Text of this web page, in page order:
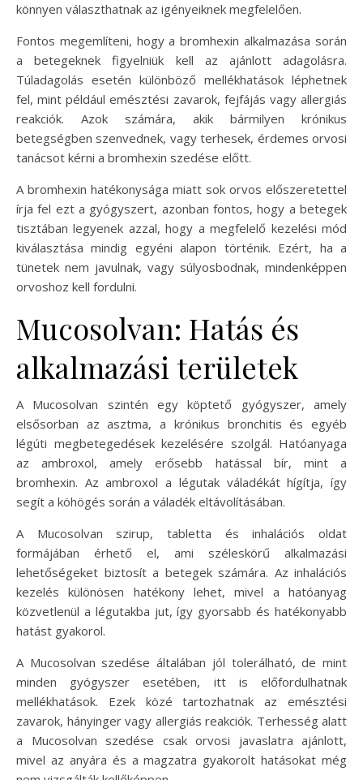
könnyen választhatnak az igényeiknek megfelelően.
Fontos megemlíteni, hogy a bromhexin alkalmazása során
a betegeknek figyelniük kell az ajánlott adagolásra.
Túladagolás esetén különböző mellékhatások léphetnek
fel, mint például emésztési zavarok, fejfájás vagy allergiás
reakciók. Azok számára, akik bármilyen krónikus
betegségben szenvednek, vagy terhesek, érdemes orvosi
tanácsot kérni a bromhexin szedése előtt.
A bromhexin hatékonysága miatt sok orvos előszeretettel
írja fel ezt a gyógyszert, azonban fontos, hogy a betegek
tisztában legyenek azzal, hogy a megfelelő kezelési mód
kiválasztása mindig egyéni alapon történik. Ezért, ha a
tünetek nem javulnak, vagy súlyosbodnak, mindenképpen
orvoshoz kell fordulni.
Mucosolvan: Hatás és
alkalmazási területek
A Mucosolvan szintén egy köptető gyógyszer, amely
elsősorban az asztma, a krónikus bronchitis és egyéb
légúti megbetegedések kezelésére szolgál. Hatóanyaga
az ambroxol, amely erősebb hatással bír, mint a
bromhexin. Az ambroxol a légutak váladékát hígítja, így
segít a köhögés során a váladék eltávolításában.
A Mucosolvan szirup, tabletta és inhalációs oldat
formájában érhető el, ami széleskörű alkalmazási
lehetőségeket biztosít a betegek számára. Az inhalációs
kezelés különösen hatékony lehet, mivel a hatóanyag
közvetlenül a légutakba jut, így gyorsabb és hatékonyabb
hatást gyakorol.
A Mucosolvan szedése általában jól tolerálható, de mint
minden gyógyszer esetében, itt is előfordulhatnak
mellékhatások. Ezek közé tartozhatnak az emésztési
zavarok, hányinger vagy allergiás reakciók. Terhesség alatt
a Mucosolvan szedése csak orvosi javaslatra ajánlott,
mivel az anyára és a magzatra gyakorolt hatásokat még